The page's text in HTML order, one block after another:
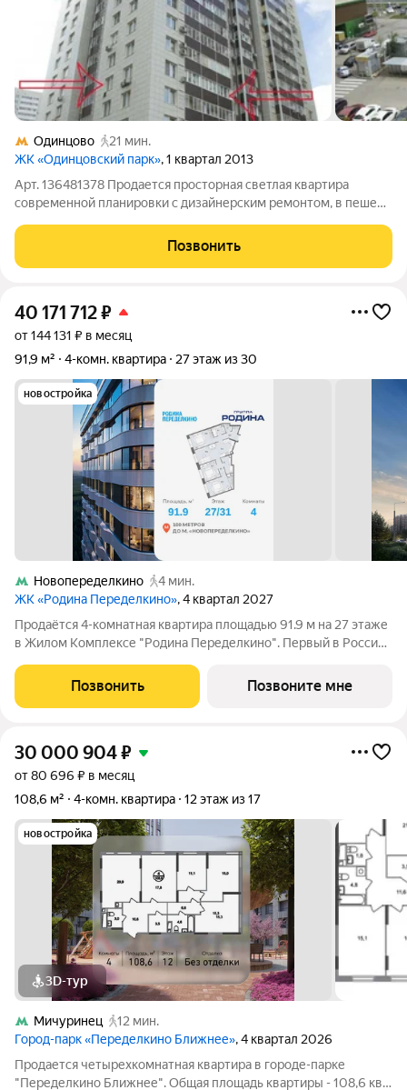
Одинцово
21 мин.
ЖК «Одинцовский парк», 1 квартал 2013
Арт. 136481378 Продается просторная светлая квартира
современной планировки с дизайнерским ремонтом, в пешей
изолированные спальни, просторная кухня-гостиная, лоджия,
есть кладовое помещение, 2 санузла,
Позвонить
40 171 712₽
от 144 131 ₽ в месяц
91,9 м²
4-комн. квартира 27 этаж из 30
новостройка
Новопеределкино
4 мин.
ЖК «Родина Переделкино», 4 квартал 2027
Продаётся 4-комнатная квартира площадью 91.9 м на 27 этаже
в Жилом Комплексе "Родина Переделкино". Первый в России
квартал бизнес-класса на Западе Москвы на границе с
Ульяновским лесопарком,
Позвонить Позвоните мне
30 000 904₽
от 80 696 ₽ в месяц
108,6 м²
4-комн. квартира 12 этаж из 17
новостройка
3D-тур
Мичуринец
12 мин.
Город-парк «Переделкино Ближнее», 4 квартал 2026
Продается четырехкомнатная квартира в городе-парке
"Переделкино Ближнее". Общая площадь квартиры - 108,6 кв.